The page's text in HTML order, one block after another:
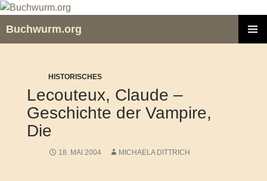
Zum
springen
Buchwurm.org
HISTORISCHES
Lecouteux, Claude –
Geschichte der Vampire,
Die
18. MAI 2004 MICHAELA DITTRICH